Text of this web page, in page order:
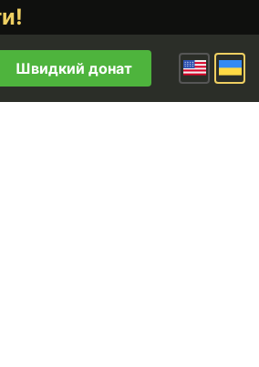
Швидкий донат